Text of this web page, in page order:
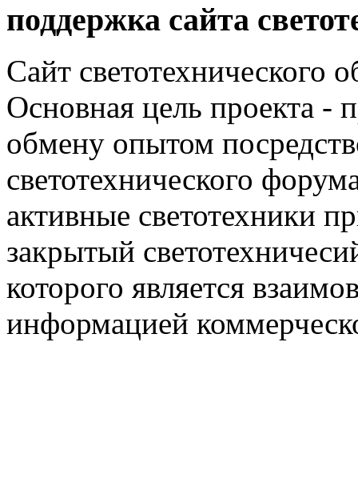
поддержка сайта
Сайт светотехнического
Основная цель проекта -
обмену опытом
светотехнического
активные светотехники
закрытый
которого является
информацией